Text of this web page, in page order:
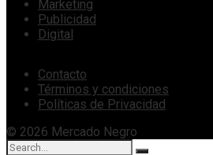
Marketing
Publicidad
Digital
Contacto
Términos y condiciones
Políticas de Privacidad
© 2026 Mercado Negro